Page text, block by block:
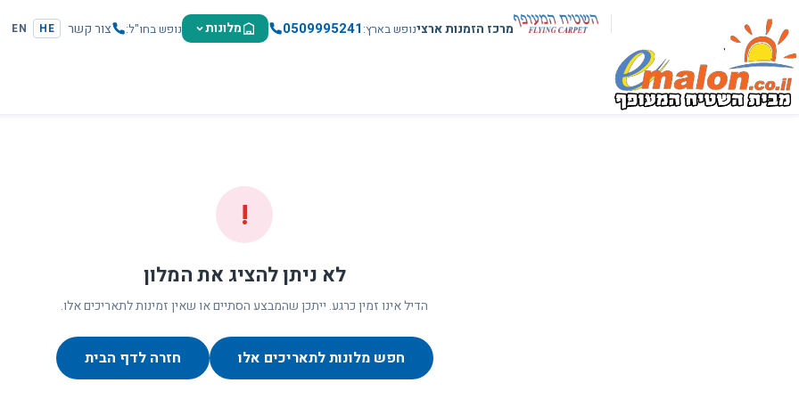
מרכז הזמנות ארצינופש בארץ 0509995241 מלונות נופש בחו"ל צור קשר HE
EN
!
לא ניתן להציג את המלון
הדיל אינו זמין כרגע. ייתכן שהמבצע הסתיים או שאין זמינות לתאריכים אלו.
חפש מלונות לתאריכים אלו חזרה לדף הבית